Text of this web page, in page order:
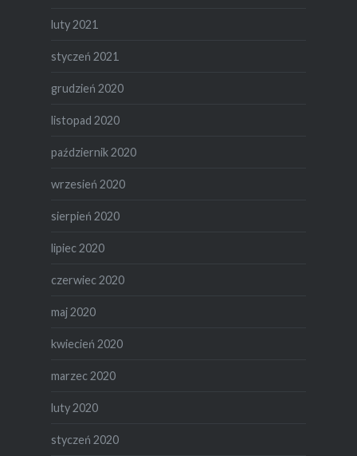
luty 2021
styczeń 2021
grudzień 2020
listopad 2020
październik 2020
wrzesień 2020
sierpień 2020
lipiec 2020
czerwiec 2020
maj 2020
kwiecień 2020
marzec 2020
luty 2020
styczeń 2020